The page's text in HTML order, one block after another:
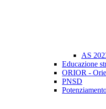
AS
Educazione
ORIOR -
PNSD